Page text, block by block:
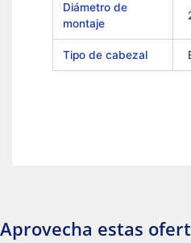
Diámetro de
montaje
Tipo de cabezal
Aprovecha estas